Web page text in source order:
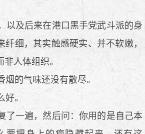
及后来在港口黑手党武斗派的身
纤细，其实触感硬实、并不软嫩，
人体组织。
的气味还没有散尽。
。
一遍，然后问：你用的是自己本